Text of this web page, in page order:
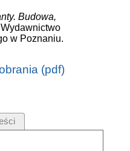
Budowa,
Wydawnictwo
w Poznaniu.
(pdf)